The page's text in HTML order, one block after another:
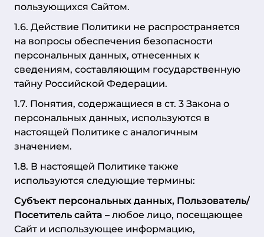
пользующихся Сайтом.
1.6. Действие Политики не распространяется
на вопросы обеспечения безопасности
персональных данных, отнесенных к
сведениям, составляющим государственную
тайну Российской Федерации.
1.7. Понятия, содержащиеся в ст. 3 Закона о
персональных данных, используются в
настоящей Политике с аналогичным
значением.
1.8. В настоящей Политике также
используются следующие термины:
Субъект персональных данных, Пользователь/
Посетитель сайта – любое лицо, посещающее
Сайт и использующее информацию,